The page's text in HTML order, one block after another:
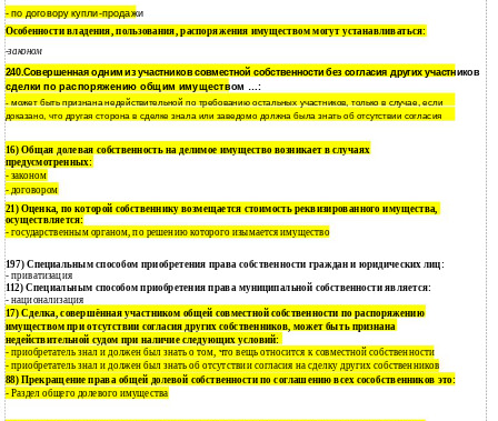
- по договорукупли-продажи
Особенности владения, пользования, распоряжения имуществом могут устанавливаться:
-законом
240.Совершенная одним из участников совместной собственности без согласия других участников
сделки по распоряжению общим имуществом …:
- может быть признана недействительной по требованию остальных участников, только в случае, если
доказано, что другая сторона в сделке знала или заведомо должна была знать об отсутствии согласия
16) Общая долевая собственность на делимое имущество возникает в случаях
предусмотренных:
- законом
- договором
21) Оценка, по которой собственнику возмещается стоимость реквизированного имущества,
осуществляется:
- государственным органом, по решению которого изымается имущество
197) Специальным способом приобретения права собственности граждан и юридических лиц:
- приватизация
112) Специальным способом приобретения права муниципальной собственности является:
- национализация
17) Сделка, совершённая участником общей совместной собственности по распоряжению
имуществом при отсутствии согласия других собственников, может быть признана
недействительной судом при наличие следующих условий:
- приобретатель знал и должен был знать о том, что вещь относится к совместной собственности
- приобретатель знал и должен был знать об отсутствии согласия на сделку других собственников
88) Прекращение права общей долевой собственности по соглашению всех сособственников это:
- Раздел общего долевого имущества